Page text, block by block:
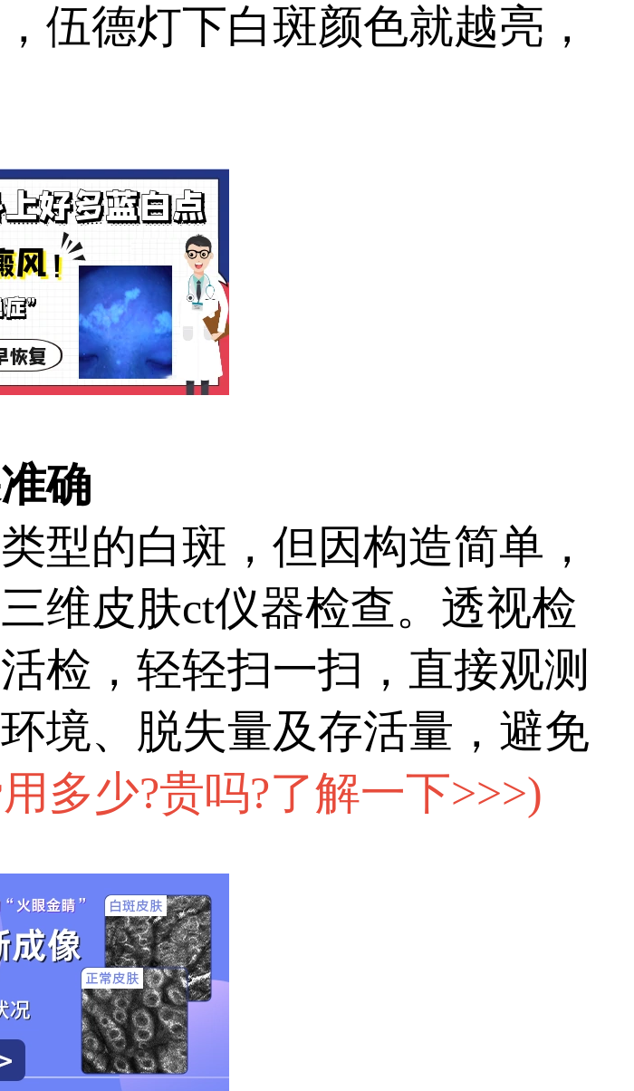
伍德灯下白斑颜色就越亮，
确
的白斑，但因构造简单，
维皮肤ct仪器检查。透视检
检，轻轻扫一扫，直接观测
境、脱失量及存活量，避免
多少?贵吗?了解一下>>>)